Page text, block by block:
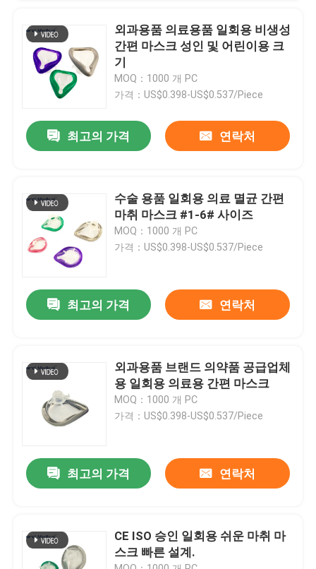
제품
비디오
VR 쇼
공장 투어
품질 관리
저희와 연락
강화 기관내관
외과용품 의료용품 일회용 비생성
간편 마스크 성인 및 어린이용 크
기
MOQ：1000 개 PC
가격：US$0.398-US$0.537/Piece
최고의 가격 연락처
수술 용품 일회용 의료 멸균 간편
마취 마스크 #1-6# 사이즈
MOQ：1000 개 PC
가격：US$0.398-US$0.537/Piece
최고의 가격 연락처
외과용품 브랜드 의약품 공급업체
용 일회용 의료용 간편 마스크
MOQ：1000 개 PC
가격：US$0.398-US$0.537/Piece
최고의 가격 연락처
CE ISO 승인 일회용 쉬운 마취 마
스크 빠른 설계.